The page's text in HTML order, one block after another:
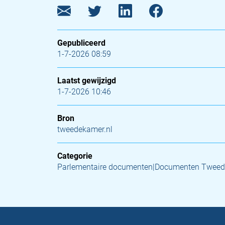
Gepubliceerd
1-7-2026 08:59
Laatst gewijzigd
1-7-2026 10:46
Bron
tweedekamer.nl
Categorie
Parlementaire documenten|Documenten